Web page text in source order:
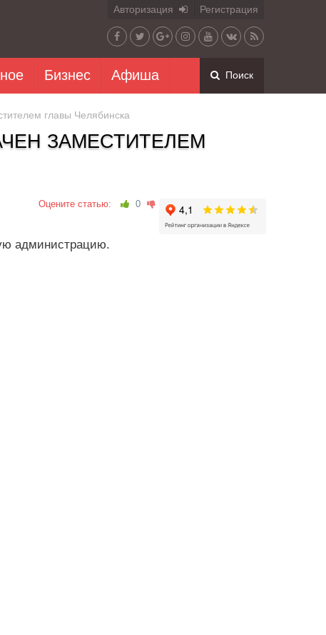
Авторизация Регистрация
Бизнес Афиша Поиск
главы Челябинска
ЗАМЕСТИТЕЛЕМ
Оцените статью: 0
администрацию.